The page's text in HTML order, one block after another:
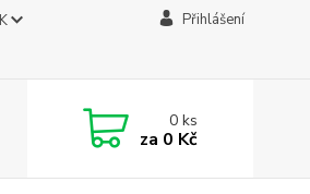
Přihlášení
0ks
za 0 Kč